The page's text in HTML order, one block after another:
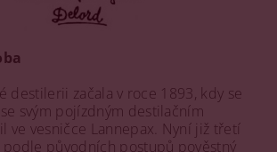
destilerii začala v roce 1893, kdy se
svým pojízdným destilačním
ve vesničce Lannepax. Nyní již třetí
podle původních postupů pověstný